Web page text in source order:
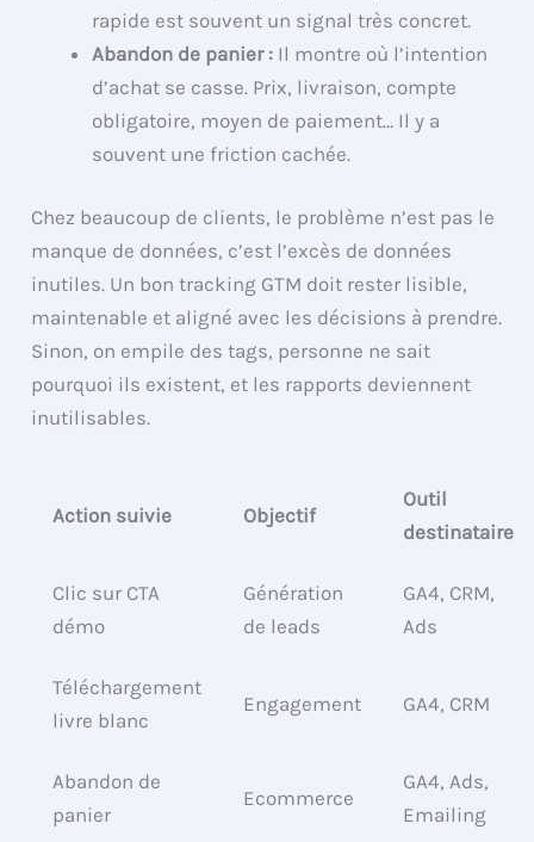
rapide est souvent un signal très concret.
Abandon de panier : Il montre où l’intention
d’achat se casse. Prix, livraison, compte
obligatoire, moyen de paiement… Il y a
souvent une friction cachée.
Chez beaucoup de clients, le problème n’est pas le
manque de données, c’est l’excès de données
inutiles. Un bon tracking GTM doit rester lisible,
maintenable et aligné avec les décisions à prendre.
Sinon, on empile des tags, personne ne sait
pourquoi ils existent, et les rapports deviennent
inutilisables.
Action suivie Objectif
Outil
destinataire
Clic sur CTA
démo
Génération
de leads
GA4, CRM,
Ads
Téléchargement
livre blanc
Engagement GA4, CRM
Abandon de
panier
Ecommerce
GA4, Ads,
Emailing